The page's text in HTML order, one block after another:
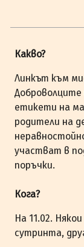
Какво?
Линкът към
етикети на
родители на
участват в
поръчки.
Кога?
На 11.02.
сутринта,